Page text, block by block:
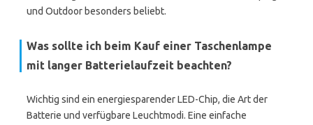
und Outdoor besonders beliebt.
Was sollte ich beim Kauf einer Taschenlampe
mit langer Batterielaufzeit beachten?
Wichtig sind ein energiesparender LED-Chip, die Art der
Batterie und verfügbare Leuchtmodi. Eine einfache